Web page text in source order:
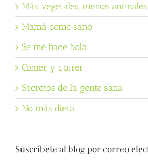
Más vegetales, menos animales
Mamá come sano
Se me hace bola
Comer y correr
Secretos de la gente sana
No más dieta
Suscríbete al blog por correo